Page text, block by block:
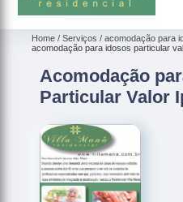
Home Serviços acomodação para
acomodação para idosos particular
Acomodação
Particular Valor